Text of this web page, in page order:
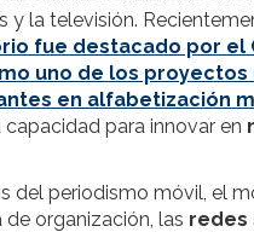
y la televisión.
fue destacado por el
uno de los proyectos
en alfabetización
capacidad para innovar en
del periodismo móvil, el
de organización, las redes